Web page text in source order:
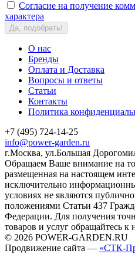
Согласие на получение
характера
Да, подобрать!
О нас
Бренды
Оплата и Доставка
Вопросы и ответы
Статьи
Контакты
Политика
+7 (495) 724-14-25
info@power-garden.ru
г.Москва, ул.Большая
Обращаем Ваше внимание на
размещенная на настоящем
исключительно
условиях не являются
положениями Статьи 437
Федерации. Для получения
товаров и услуг обращайтесь
© 2026 POWER-GARDEN.RU
Продвижение сайта — «СТК-